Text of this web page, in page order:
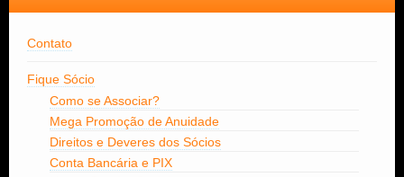
Contato
Fique Sócio
Como se Associar?
Mega Promoção de Anuidade
Direitos e Deveres dos Sócios
Conta Bancária e PIX